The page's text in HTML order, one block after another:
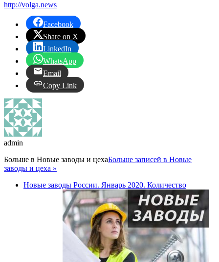
http://volga.news
Facebook
Share on X
LinkedIn
WhatsApp
Email
Copy Link
admin
Больше в Новые заводы и цехаБольше записей в Новые
заводы и цеха »
Новые заводы России. Январь 2020. Количество